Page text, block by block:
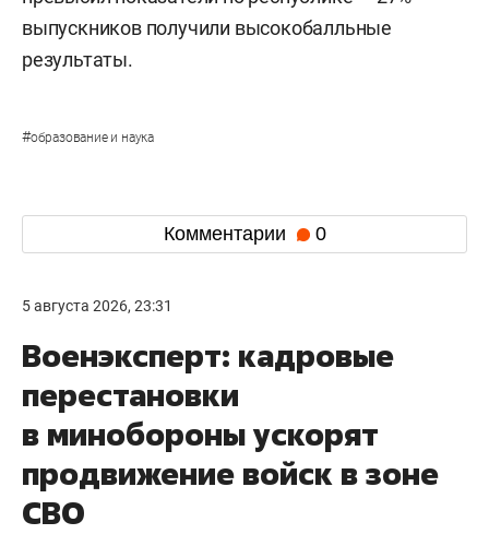
выпускников получили высокобалльные
результаты.
#образование и наука
Комментарии 0
5 августа 2026, 23:31
Военэксперт: кадровые
перестановки
в минобороны ускорят
продвижение войск в зоне
СВО